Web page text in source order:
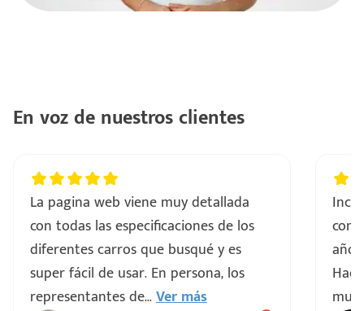
En voz de nuestros clientes
La pagina web viene muy detallada
con todas las especificaciones de los
diferentes carros que busqué y es
super fácil de usar. En persona, los
representantes de...Ver más
muy